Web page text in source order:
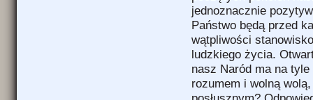
jednoznacznie
Państwo będą przed
wątpliwości
ludzkiego życia.
nasz Naród ma na
rozumem i wolną